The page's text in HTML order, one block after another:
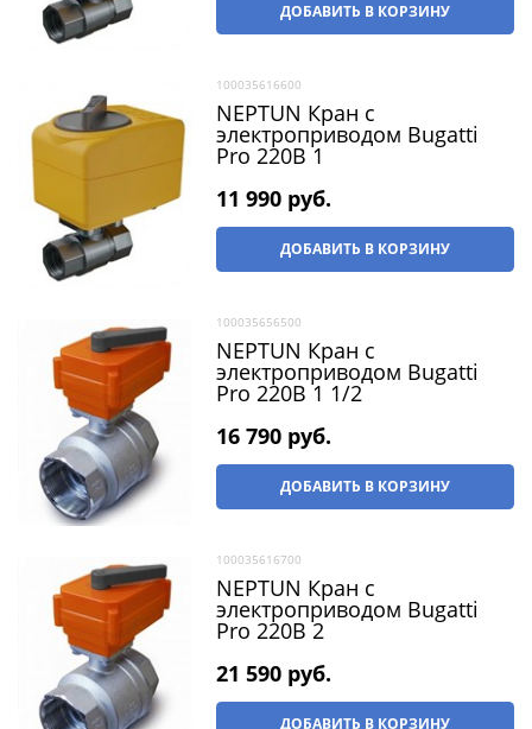
ДОБАВИТЬ В КОРЗИНУ
100035616600
NEPTUN Кран с
электроприводом Bugatti
Pro 220В 1
11 990 руб.
ДОБАВИТЬ В КОРЗИНУ
100035656500
NEPTUN Кран с
электроприводом Bugatti
Pro 220В 1 1/2
16 790 руб.
ДОБАВИТЬ В КОРЗИНУ
100035616700
NEPTUN Кран с
электроприводом Bugatti
Pro 220В 2
21 590 руб.
ДОБАВИТЬ В КОРЗИНУ